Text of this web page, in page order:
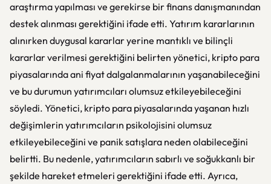
araştırma yapılması ve gerekirse bir finans danışmanından
destek alınması gerektiğini ifade etti. Yatırım kararlarının
alınırken duygusal kararlar yerine mantıklı ve bilinçli
kararlar verilmesi gerektiğini belirten yönetici, kripto para
piyasalarında ani fiyat dalgalanmalarının yaşanabileceğini
ve bu durumun yatırımcıları olumsuz etkileyebileceğini
söyledi. Yönetici, kripto para piyasalarında yaşanan hızlı
değişimlerin yatırımcıların psikolojisini olumsuz
etkileyebileceğini ve panik satışlara neden olabileceğini
belirtti. Bu nedenle, yatırımcıların sabırlı ve soğukkanlı bir
şekilde hareket etmeleri gerektiğini ifade etti. Ayrıca,